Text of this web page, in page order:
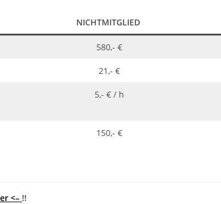
NICHTMITGLIED
580,- €
21,- €
5,- € / h
150,- €
<– !!